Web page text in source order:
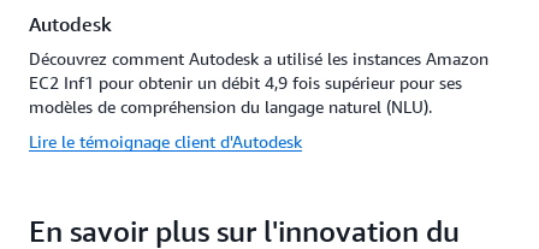
Autodesk
Découvrez comment Autodesk a utilisé les instances Amazon
EC2 Inf1 pour obtenir un débit 4,9 fois supérieur pour ses
modèles de compréhension du langage naturel (NLU).
Lire le témoignage client d'Autodesk
En savoir plus sur l'innovation du